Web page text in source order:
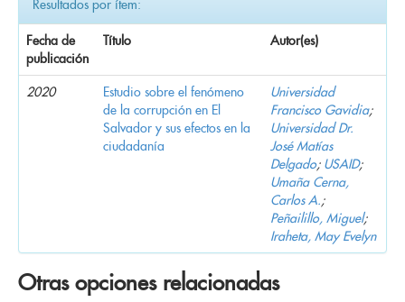
Resultados por ítem:
Fecha de
publicación
Título Autor(es)
2020
Estudio sobre el fenómeno
de la corrupción en El
Salvador y sus efectos en la
ciudadanía
Universidad
Francisco Gavidia;
Universidad Dr.
José Matías
Delgado; USAID;
Umaña Cerna,
Carlos A.;
Peñailillo, Miguel;
Iraheta, May Evelyn
Otras opciones relacionadas